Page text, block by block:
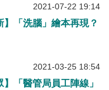
2021-07-22 19:14
】「洗腦」繪本再現？
2021-03-25 18:54
】「醫管局員工陣線」